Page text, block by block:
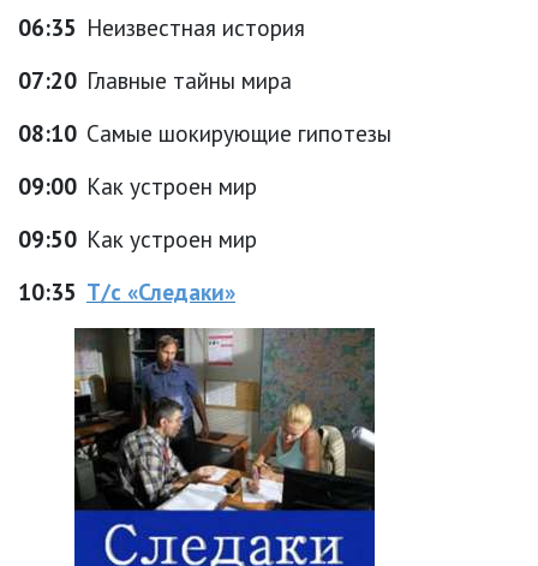
06:35 Неизвестная история
07:20 Главные тайны мира
08:10 Самые шокирующие гипотезы
09:00 Как устроен мир
09:50 Как устроен мир
10:35 Т/с «Следаки»